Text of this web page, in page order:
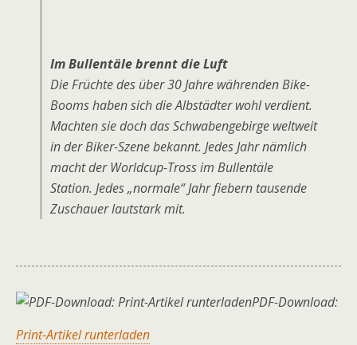
Im Bullentäle brennt die Luft
Die Früchte des über 30 Jahre währenden Bike-
Booms haben sich die Albstädter wohl verdient.
Machten sie doch das Schwabengebirge weltweit
in der Biker-Szene bekannt. Jedes Jahr nämlich
macht der Worldcup-Tross im Bullentäle
Station. Jedes „normale“ Jahr fiebern tausende
Zuschauer lautstark mit.
PDF-Download:
Print-Artikel runterladen